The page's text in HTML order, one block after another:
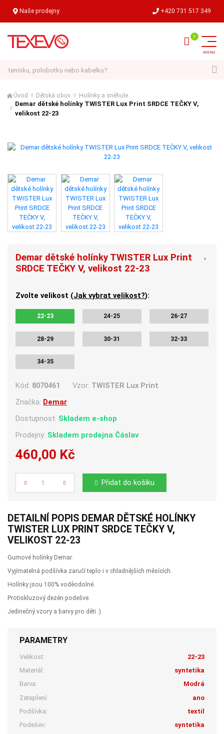
Naše prodejny +420 731 517 349
Úvod Dětská obuv Holínky a sněhule
Demar dětské holínky TWISTER Lux Print SRDCE TEČKY V,
velikost 22-23
Demar dětské holínky TWISTER Lux Print
SRDCE TEČKY V, velikost 22-23
Zvolte velikost (Jak vybrat velikost?):
22-23 24-25 26-27
28-29 30-31 32-33
34-35
Kód: 8070461 Vzor: TWISTER Lux Print
Značka: Demar
Dostupnost: Skladem e-shop
Prodejny: Skladem prodejna Čáslav
460,00 Kč
Počet
Přidat do košíku
DETAILNÍ POPIS DEMAR DĚTSKÉ HOLÍNKY
TWISTER LUX PRINT SRDCE TEČKY V,
VELIKOST 22-23
Gumové holínky Demar.
Vyjímatelná podšívka zaručí teplo i v chladnějších měsících.
Holínky jsou 100% voděodolné.
Protiskluzový dezén podešve.
Jedinečný vzory a barvy pro děti :).
PARAMETRY
Velikost:
22-23
Materiál:
syntetika
Barva:
Modrá
Zateplení:
ano
Podšívka:
textil
Podešev:
syntetika